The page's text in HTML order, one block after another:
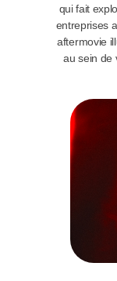
qui fait
entreprises
aftermovie
au sein de